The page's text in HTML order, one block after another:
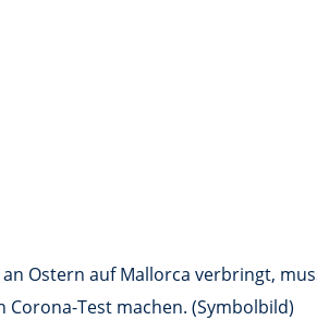
Ostern auf Mallorca verbringt,
Corona-Test machen. (Symbolbild)